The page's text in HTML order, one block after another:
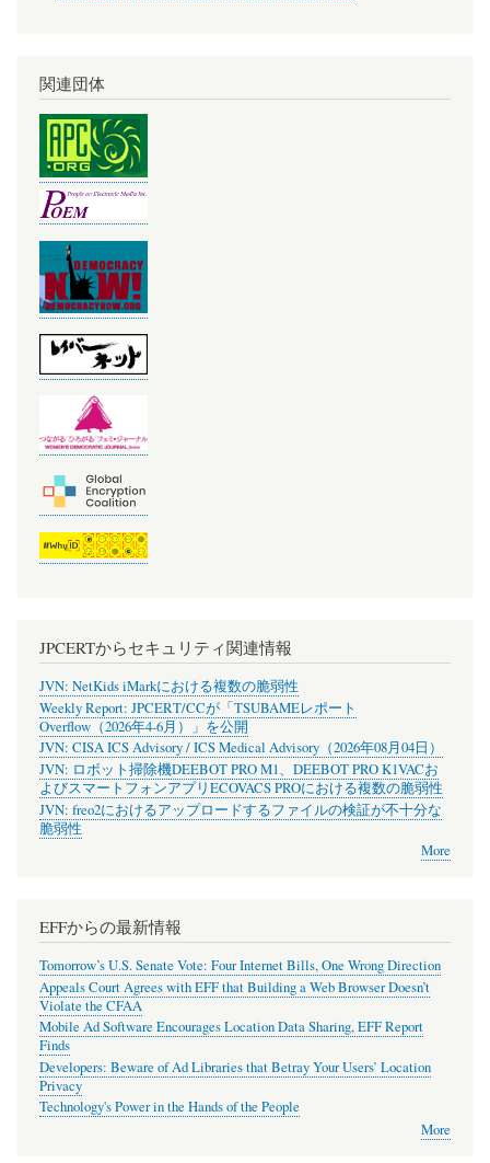
関連団体
JPCERTからセキュリティ関連情報
JVN: NetKids iMarkにおける複数の脆弱性
Weekly Report: JPCERT/CCが「TSUBAMEレポート
Overflow（2026年4-6月）」を公開
JVN: CISA ICS Advisory / ICS Medical Advisory（2026年08月04日）
JVN: ロボット掃除機DEEBOT PRO M1、DEEBOT PRO K1VACお
よびスマートフォンアプリECOVACS PROにおける複数の脆弱性
JVN: freo2におけるアップロードするファイルの検証が不十分な
脆弱性
More
EFFからの最新情報
Tomorrow’s U.S. Senate Vote: Four Internet Bills, One Wrong Direction
Appeals Court Agrees with EFF that Building a Web Browser Doesn’t
Violate the CFAA
Mobile Ad Software Encourages Location Data Sharing, EFF Report
Finds
Developers: Beware of Ad Libraries that Betray Your Users’ Location
Privacy
Technology's Power in the Hands of the People
More